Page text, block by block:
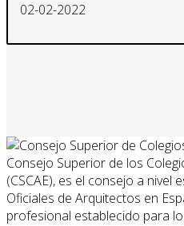
02-02-2022
Consejo Superior de los
(CSCAE), es el consejo a nivel
Oficiales de Arquitectos en
profesional establecido para